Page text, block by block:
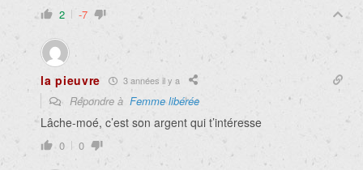
2 -7
la pieuvre 3 années il y a
Répondre à Femme libérée
Lâche-moé, c’est son argent qui t’intéresse
0 0